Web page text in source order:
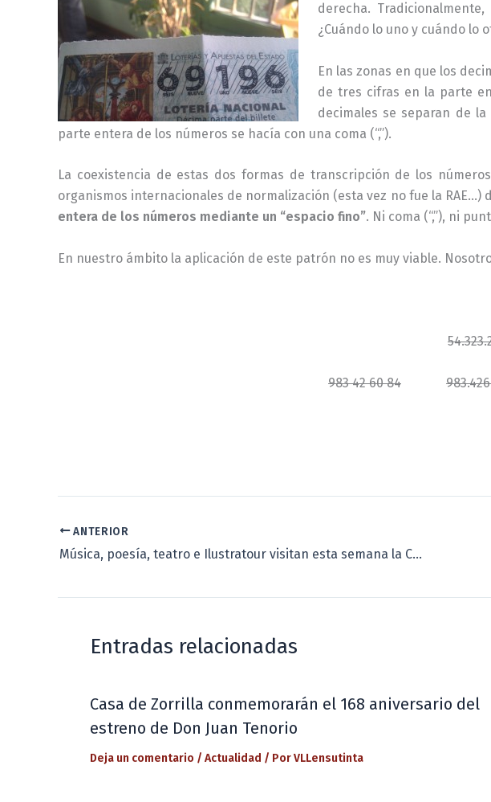
derecha.
¿Cuándo lo uno y cuándo lo
En las zonas en que los
de tres cifras en la parte
decimales se separan de
parte entera de los números se hacía con una coma (“,”).
La coexistencia de estas dos formas de transcripción de los
organismos internacionales de normalización (esta vez no fue la RAE…)
entera de los números mediante un “espacio fino”. Ni coma (“,”), ni
En nuestro ámbito la aplicación de este patrón no es muy viable.
983 42 60 84
ANTERIOR
Música, poesía, teatro e Ilustratour visitan esta semana la Casa Zorrilla
Entradas relacionadas
Casa de Zorrilla conmemorarán el 168 aniversario del
estreno de Don Juan Tenorio
Deja un comentario / Actualidad / PorVLLensutinta